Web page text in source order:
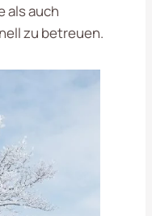
als auch
zu betreuen.